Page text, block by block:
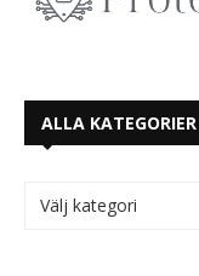
ALLA KATEGORIER